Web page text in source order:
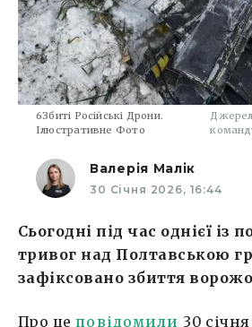
6Збиті Російські Дрони.
Ілюстративне Фото
Валерія Малік
30 Січня 2026, 16:44
Сьогодні під час однієї із
тривог над Полтавською
зафіксовано збиття
Про цеповідомили 30